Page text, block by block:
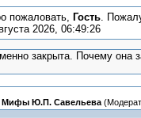
пожаловать, Гость.
2026, 06:49:26
закрыта. Почему она
Мифы Ю.П. Савельева